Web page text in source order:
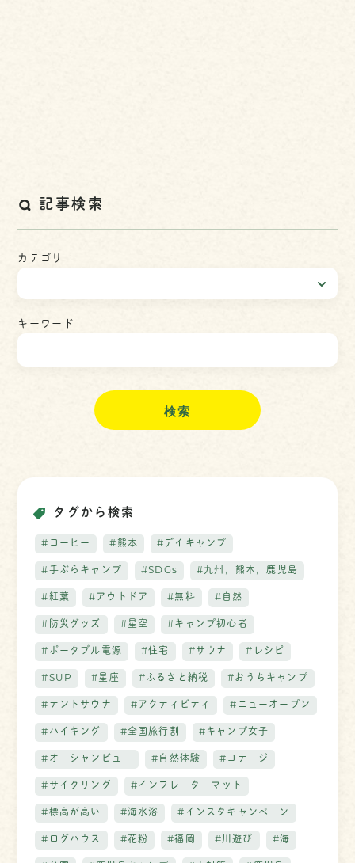
記事検索
カテゴリ
キーワード
検
タグから検索
#コーヒー #熊本 #デイキャンプ
#手ぶらキャンプ #SDGs #九州，熊本，鹿児島
#紅葉 #アウトドア #無料 #自然
#防災グッズ #星空 #キャンプ初心者
#ポータブル電源 #住宅 #サウナ #レシピ
#SUP #星座 #ふるさと納税 #おうちキャンプ
#テントサウナ #アクティビティ #ニューオープン
#ハイキング #全国旅行割 #キャンプ女子
#オーシャンビュー #自然体験 #コテージ
#サイクリング #インフレーターマット
#標高が高い #海水浴 #インスタキャンペーン
#ログハウス #花粉 #福岡 #川遊び #海